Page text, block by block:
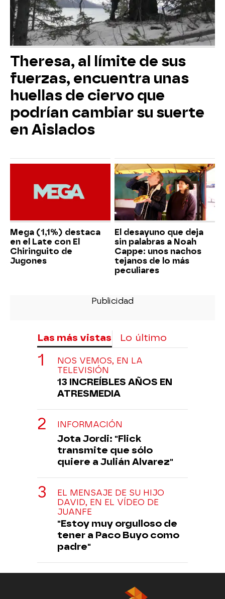
Theresa, al límite de sus
fuerzas, encuentra unas
huellas de ciervo que
podrían cambiar su suerte
en Aislados
Mega (1,1%) destaca
en el Late con El
Chiringuito de
Jugones
El desayuno que deja
sin palabras a Noah
Cappe: unos nachos
tejanos de lo más
peculiares
Las más vistas Lo último
NOS VEMOS, EN LA
TELEVISIÓN
13 INCREÍBLES AÑOS EN
ATRESMEDIA
INFORMACIÓN
Jota Jordi: "Flick
transmite que sólo
quiere a Julián Alvarez"
EL MENSAJE DE SU HIJO
DAVID, EN EL VÍDEO DE
JUANFE
"Estoy muy orgulloso de
tener a Paco Buyo como
padre"